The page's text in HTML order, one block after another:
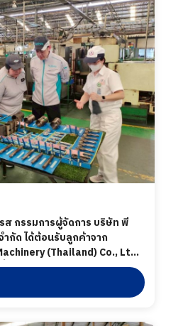
กรรมการผู้จัดการ บริษัท พี
กัด ได้ต้อนรับลูกค้าจาก
(Thailand) Co., Ltd.
แมชชีน พาร์ท จำกัด ได้นำเสนอ
ารเข้าเยี่ยมชมกระบวนการผลิต
ห้องปฏิบัติการทดสอบ เมื่อวันที่